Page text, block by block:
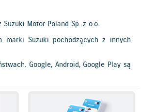
Motor Poland Sp. z o.o.
Suzuki pochodzących z innych
Google, Android, Google Play są